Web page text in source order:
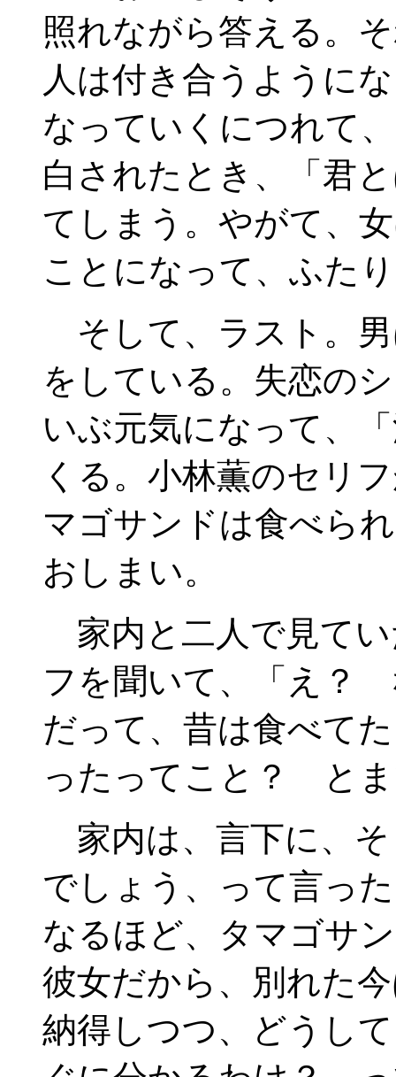
照れながら答える。
人は付き合うように
なっていくにつれて
白されたとき、「君
てしまう。やがて、
ことになって、ふた
そして、ラスト。
をしている。失恋の
いぶ元気になって、
くる。小林薫のセリ
マゴサンドは食べら
おしまい。
家内と二人で見て
フを聞いて、「え？
だって、昔は食べて
ったってこと？ と
家内は、言下に、
でしょう、って言っ
なるほど、タマゴサ
彼女だから、別れた
納得しつつ、どうし